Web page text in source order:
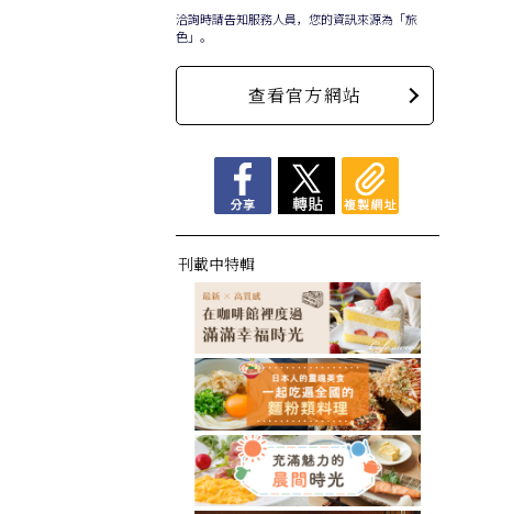
洽詢時請告知服務人員，您的資訊來源為「旅
色」。
查看官方網站
刊載中特輯